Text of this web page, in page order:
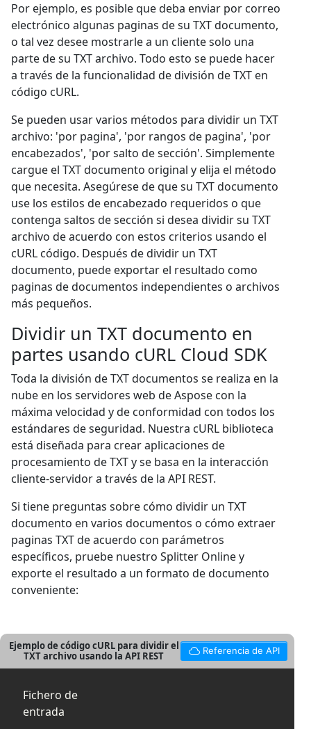
Por ejemplo, es posible que deba enviar por correo
electrónico algunas paginas de su TXT documento,
o tal vez desee mostrarle a un cliente solo una
parte de su TXT archivo. Todo esto se puede hacer
a través de la funcionalidad de división de TXT en
código cURL.
Se pueden usar varios métodos para dividir un TXT
archivo: 'por pagina', 'por rangos de pagina', 'por
encabezados', 'por salto de sección'. Simplemente
cargue el TXT documento original y elija el método
que necesita. Asegúrese de que su TXT documento
use los estilos de encabezado requeridos o que
contenga saltos de sección si desea dividir su TXT
archivo de acuerdo con estos criterios usando el
cURL código. Después de dividir un TXT
documento, puede exportar el resultado como
paginas de documentos independientes o archivos
más pequeños.
Dividir un TXT documento en
partes usando cURL Cloud SDK
Toda la división de TXT documentos se realiza en la
nube en los servidores web de Aspose con la
máxima velocidad y de conformidad con todos los
estándares de seguridad. Nuestra cURL biblioteca
está diseñada para crear aplicaciones de
procesamiento de TXT y se basa en la interacción
cliente-servidor a través de la API REST.
Si tiene preguntas sobre cómo dividir un TXT
documento en varios documentos o cómo extraer
paginas TXT de acuerdo con parámetros
específicos, pruebe nuestro Splitter Online y
exporte el resultado a un formato de documento
conveniente:
Ejemplo de código cURL para dividir el
TXT archivo usando la API REST
Referencia de API
Fichero de
entrada